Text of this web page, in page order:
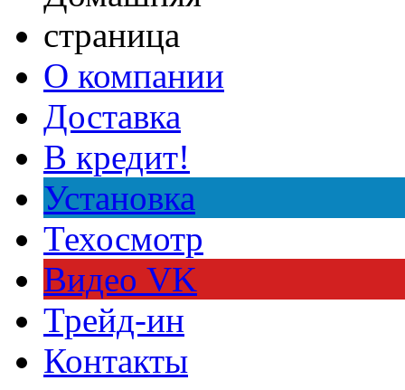
О компании
Доставка
В кредит!
Установка
Техосмотр
Видео VK
Трейд-ин
Контакты